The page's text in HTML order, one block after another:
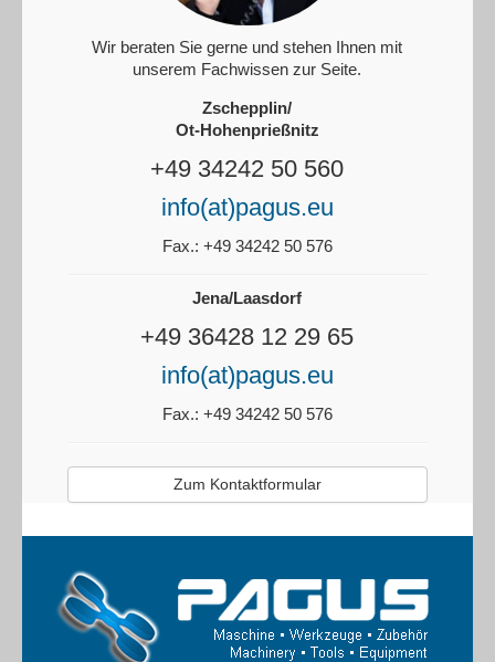
Wir beraten Sie gerne und stehen Ihnen mit
unserem Fachwissen zur Seite.
Zschepplin/
Ot-Hohenprießnitz
+49 34242 50 560
info(at)pagus.eu
Fax.: +49 34242 50 576
Jena/Laasdorf
+49 36428 12 29 65
info(at)pagus.eu
Fax.: +49 34242 50 576
Zum Kontaktformular